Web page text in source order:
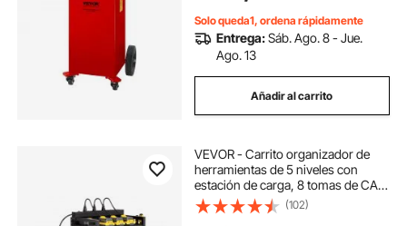
vehículos todo terreno, barcos,
más, rojo
Solo queda1, ordena rápidamente
Entrega:Sáb. Ago. 8 - Jue.
Ago. 13
Añadir al carrito
VEVOR - Carrito organizador de
herramientas de 5 niveles con
estación de carga, 8 tomas de CA,
soporte para taladro con ruedas y
soporte para batería de
(102)